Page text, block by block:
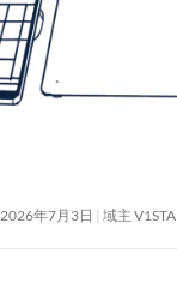
2026年7月3日 域主 V1STA